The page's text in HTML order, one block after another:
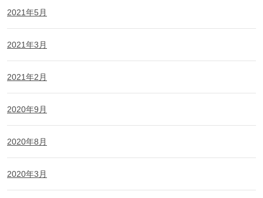
2021年5月
2021年3月
2021年2月
2020年9月
2020年8月
2020年3月